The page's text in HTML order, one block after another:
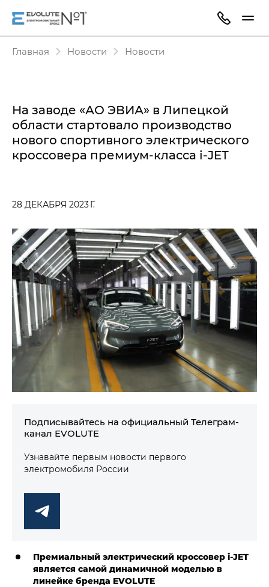
Главная Новости Новости
На заводе «АО ЭВИА» в Липецкой
области стартовало производство
нового спортивного электрического
кроссовера премиум-класса i‑JET
28 ДЕКАБРЯ 2023 Г.
Подписывайтесь на официальный Телеграм-
канал EVOLUTE
Узнавайте первым новости первого
электромобиля России
Премиальный электрический кроссовер i‑JET
является самой динамичной моделью в
линейке бренда EVOLUTE